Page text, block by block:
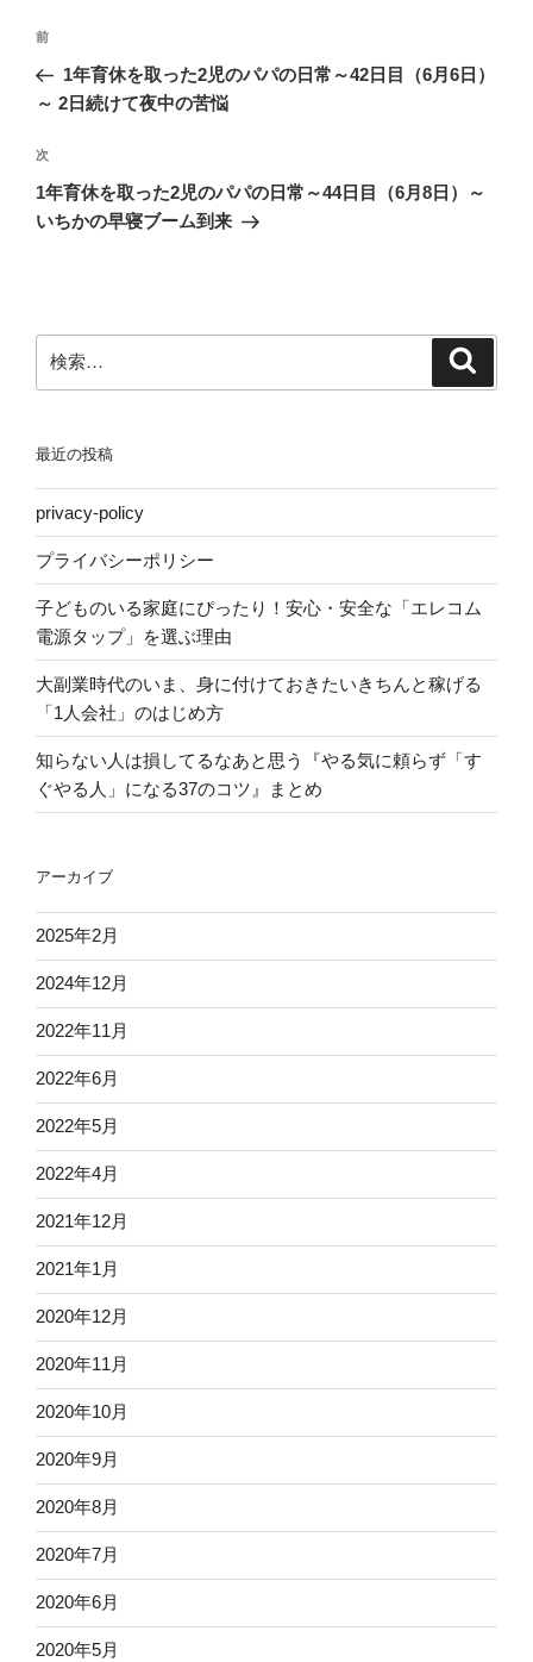
投
ナ
ゲ
ー
シ
前
の
前
1年育休を取った2児のパパの日常～42日目（6月6日）
～ 2日続けて夜中の苦悩
次
の
投
次
1年育休を取った2児のパパの日常～44日目（6月8日）～
いちかの早寝ブーム到来
索:
最近の投稿
privacy-policy
プライバシーポリシー
子どものいる家庭にぴったり！安心・安全な「エレコム
電源タップ」を選ぶ理由
大副業時代のいま、身に付けておきたいきちんと稼げる
「1人会社」のはじめ方
知らない人は損してるなあと思う『やる気に頼らず「す
ぐやる人」になる37のコツ』まとめ
アーカイブ
2025年2月
2024年12月
2022年11月
2022年6月
2022年5月
2022年4月
2021年12月
2021年1月
2020年12月
2020年11月
2020年10月
2020年9月
2020年8月
2020年7月
2020年6月
2020年5月